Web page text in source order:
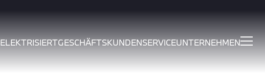
ELEKTRISIERTGESCHÄFTSKUNDENSERVICEUNTERNEHMEN